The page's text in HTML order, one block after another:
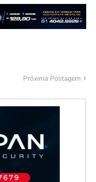
Próxima Postagem